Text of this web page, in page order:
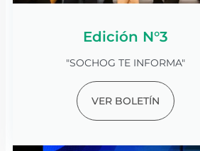
Edición N°3
"SOCHOG TE INFORMA"
VER BOLETÍN